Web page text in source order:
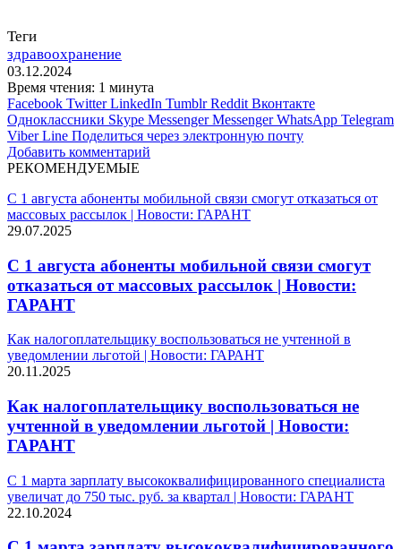
Теги
здравоохранение
03.12.2024
Время чтения: 1 минута
Facebook Twitter LinkedIn Tumblr Reddit Вконтакте
Одноклассники Skype Messenger Messenger WhatsApp Telegram
Viber Line Поделиться через электронную почту
Добавить комментарий
РЕКОМЕНДУЕМЫЕ
С 1 августа абоненты мобильной связи смогут отказаться от
массовых рассылок | Новости: ГАРАНТ
29.07.2025
С 1 августа абоненты мобильной связи смогут
отказаться от массовых рассылок | Новости:
ГАРАНТ
Как налогоплательщику воспользоваться не учтенной в
уведомлении льготой | Новости: ГАРАНТ
20.11.2025
Как налогоплательщику воспользоваться не
учтенной в уведомлении льготой | Новости:
ГАРАНТ
С 1 марта зарплату высококвалифицированного специалиста
увеличат до 750 тыс. руб. за квартал | Новости: ГАРАНТ
22.10.2024